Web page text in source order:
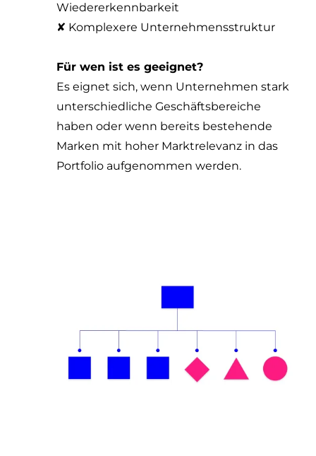
Zustimmung Details
Wir verwenden Cookies, um Inhalte und Anzeigen zu
zu können und die Zugriffe auf unsere Website zu
Alle zulassen
Ablehnen
Wiedererkennbarkeit
✘ Komplexere Unternehmensstruktur
Für wen ist es geeignet?
Es eignet sich, wenn Unternehmen stark
unterschiedliche Geschäftsbereiche
haben oder wenn bereits bestehende
Marken mit hoher Marktrelevanz in das
Portfolio aufgenommen werden.